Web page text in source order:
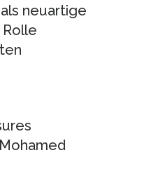
neuartige